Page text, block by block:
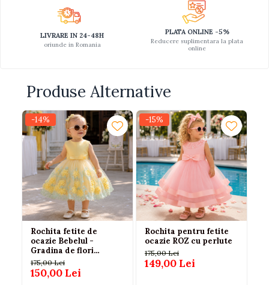
LIVRARE IN 24-48H
oriunde in Romania
PLATA ONLINE -5%
Reducere suplimentara la plata
online
Produse Alternative
-14%
Rochita fetite de
ocazie Bebelul -
Gradina de flori
galbena 80 | 9-12 LUNI
175,00 Lei
150,00 Lei
-15%
Rochita pentru fetite
ocazie ROZ cu perlute
175,00 Lei
149,00 Lei